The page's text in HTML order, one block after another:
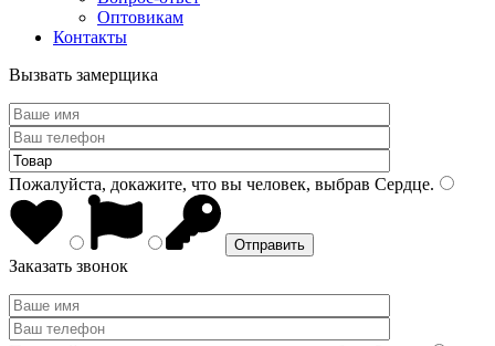
Оптовикам
Контакты
Вызвать замерщика
Пожалуйста, докажите, что вы человек, выбрав Сердце.
Заказать звонок